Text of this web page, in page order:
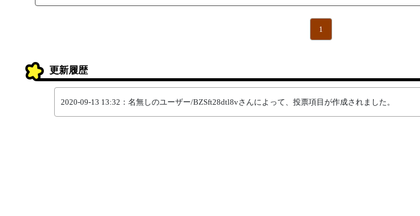
1
更新履歴
2020-09-13 13:32：名無しのユーザー/BZSft28dtl8vさんによって、投票項目が作成されました。